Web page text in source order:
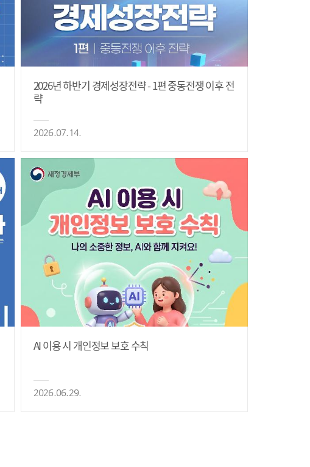
2026년 하반기 경제성장전략 - 1편 중동전쟁 이후 전
략
2026.07.14.
AI 이용 시 개인정보 보호 수칙
2026.06.29.